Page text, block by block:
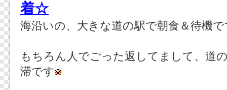
着☆
海沿いの、大きな道の駅で朝食＆待機
もちろん人でごった返してまして、道
滞です